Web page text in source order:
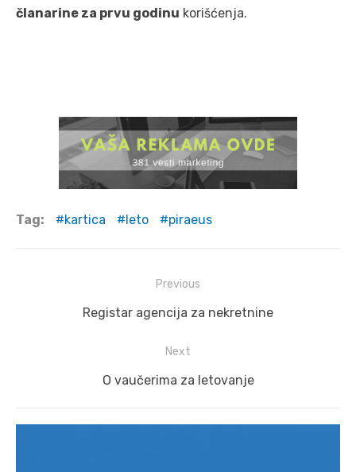
članarine za prvu godinu korišćenja.
Tag: kartica leto piraeus
navigation
Previous
Previous
Registar agencija za nekretnine
Next
Next
O vaučerima za letovanje